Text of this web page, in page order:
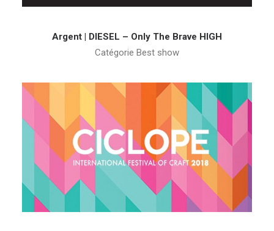
Argent | DIESEL – Only The Brave HIGH
Catégorie Best show